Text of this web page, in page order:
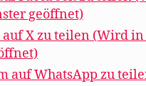
geöffnet)
X zu teilen (Wird
auf WhatsApp zu